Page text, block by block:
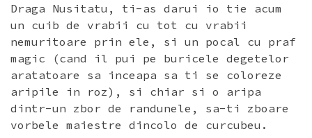
Draga Nusitatu, ti-as darui io tie acum
un cuib de vrabii cu tot cu vrabii
nemuritoare prin ele, si un pocal cu praf
magic (cand il pui pe buricele degetelor
aratatoare sa inceapa sa ti se coloreze
aripile in roz), si chiar si o aripa
dintr-un zbor de randunele, sa-ti zboare
vorbele maiestre dincolo de curcubeu.